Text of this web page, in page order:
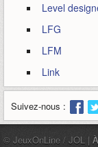
Level
LFG
LFM
Link
Suivez-nous :
© JeuxOnLine / JOL |